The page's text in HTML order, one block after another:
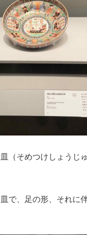
（そめつけしょうじ
で、足の形、それに